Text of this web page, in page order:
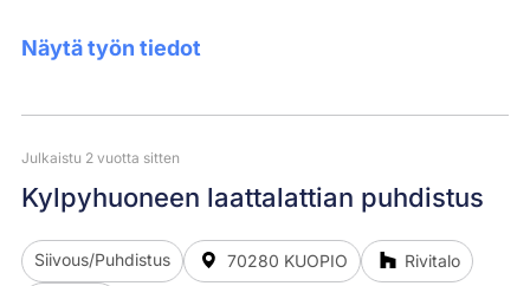
Näytä työn tiedot
Julkaistu 2 vuotta sitten
Kylpyhuoneen laattalattian puhdistus
Siivous/Puhdistus 70280 KUOPIO Rivitalo